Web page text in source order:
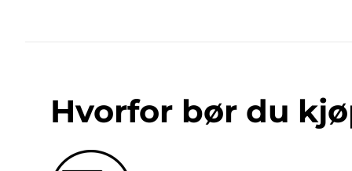
Hvorfor bør du